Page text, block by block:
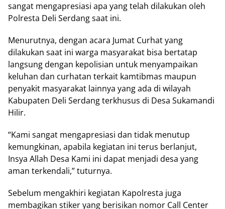
sangat mengapresiasi apa yang telah dilakukan oleh
Polresta Deli Serdang saat ini.
Menurutnya, dengan acara Jumat Curhat yang
dilakukan saat ini warga masyarakat bisa bertatap
langsung dengan kepolisian untuk menyampaikan
keluhan dan curhatan terkait kamtibmas maupun
penyakit masyarakat lainnya yang ada di wilayah
Kabupaten Deli Serdang terkhusus di Desa Sukamandi
Hilir.
“Kami sangat mengapresiasi dan tidak menutup
kemungkinan, apabila kegiatan ini terus berlanjut,
Insya Allah Desa Kami ini dapat menjadi desa yang
aman terkendali,” tuturnya.
Sebelum mengakhiri kegiatan Kapolresta juga
membagikan stiker yang berisikan nomor Call Center